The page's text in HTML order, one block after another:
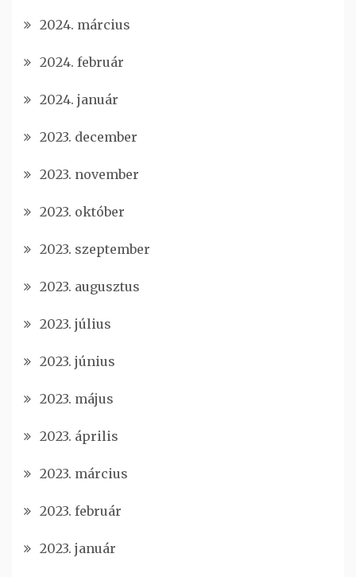
2024. március
2024. február
2024. január
2023. december
2023. november
2023. október
2023. szeptember
2023. augusztus
2023. július
2023. június
2023. május
2023. április
2023. március
2023. február
2023. január